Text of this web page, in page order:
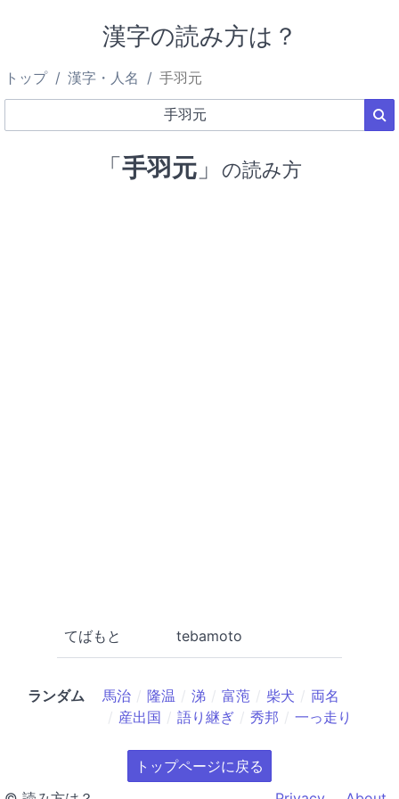
漢字の読み方は？
トップ 漢字・人名 手羽元
「手羽元 」 の読み方
てばもと tebamoto
ランダム 馬治 隆温 涕 富萢 柴犬
両名
産出国
語り継ぎ 秀邦 一っ走り
トップページに戻る